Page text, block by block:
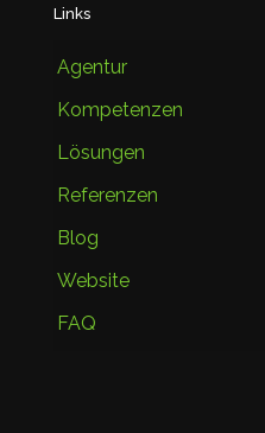
Links
Agentur
Kompetenzen
Lösungen
Referenzen
Blog
Website
FAQ